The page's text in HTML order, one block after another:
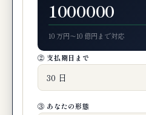
まとめ
10 万円〜10 億円まで対応
② 支払期日まで
③ あなたの形態